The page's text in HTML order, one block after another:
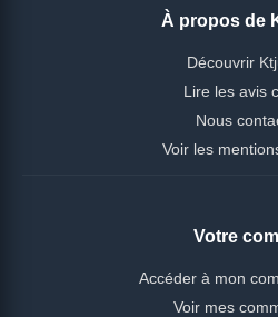
À propos de
Découvrir
Lire les avis
Nous
Voir les
Votre
Accéder à mon
Voir mes